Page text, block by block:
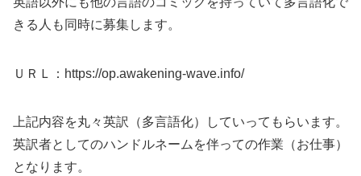
きる人も同時に募集します。
ＵＲＬ：https://op.awakening-wave.info/
上記内容を丸々英訳（多言語化）していってもらいます。
英訳者としてのハンドルネームを伴っての作業（お仕事）
となります。